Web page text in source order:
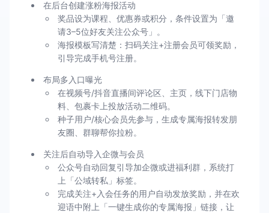
在后台创建涨粉海报活动
奖品设为课程、优惠券或积分，条件设置为「邀
请3–5位好友关注公众号」。
海报模板写清楚：扫码关注+注册会员可领奖励，
引导完成手机号注册。
布局多入口曝光
在视频号/抖音直播间评论区、主页，线下门店物
料、包裹卡上投放活动二维码。
种子用户/核心会员先参与，生成专属海报转发朋
友圈、群聊帮你拉粉。
关注后自动导入企微与会员
公众号自动回复引导加企微或进福利群，系统打
上「公域转私」标签。
完成关注+入会任务的用户自动发放奖励，并在欢
迎语中附上「一键生成你的专属海报」链接，让